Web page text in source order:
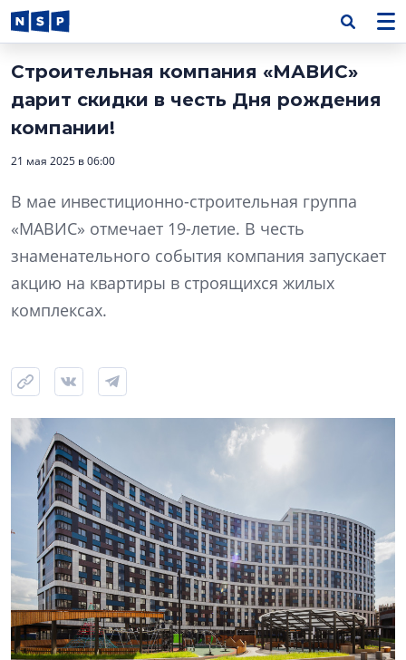
Строительная компания «МАВИС»
дарит скидки в честь Дня рождения
компании!
21 мая 2025 в 06:00
В мае инвестиционно-строительная группа
«МАВИС» отмечает 19-летие. В честь
знаменательного события компания запускает
акцию на квартиры в строящихся жилых
комплексах.